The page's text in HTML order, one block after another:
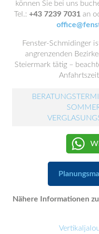
können Sie bei uns
Tel.: +43 7239 7031 an
Fenster-Schmidinger
angrenzenden
Steiermark tätig –
Nähere Informationen